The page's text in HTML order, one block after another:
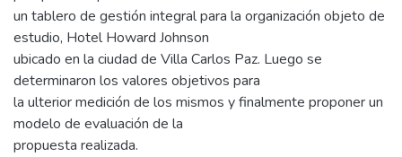
un tablero de gestión integral para la organización objeto de
estudio, Hotel Howard Johnson
ubicado en la ciudad de Villa Carlos Paz. Luego se
determinaron los valores objetivos para
la ulterior medición de los mismos y finalmente proponer un
modelo de evaluación de la
propuesta realizada.